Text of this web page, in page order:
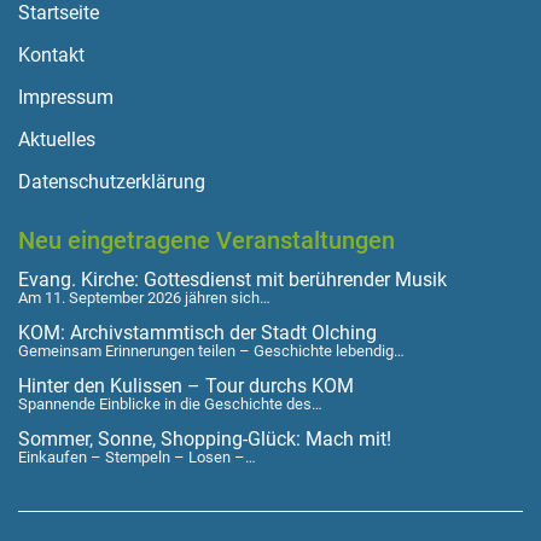
Startseite
Kontakt
Impressum
Aktuelles
Datenschutzerklärung
Neu eingetragene Veranstaltungen
Evang. Kirche: Gottesdienst mit berührender Musik
Am 11. September 2026 jähren sich…
KOM: Archivstammtisch der Stadt Olching
Gemeinsam Erinnerungen teilen – Geschichte lebendig…
Hinter den Kulissen – Tour durchs KOM
Spannende Einblicke in die Geschichte des…
Sommer, Sonne, Shopping-Glück: Mach mit!
Einkaufen – Stempeln – Losen –…